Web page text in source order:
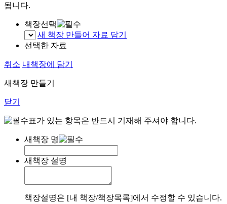
됩니다.
책장선택
새 책장 만들어 자료 담기
선택한 자료
취소 내책장에 담기
새책장 만들기
닫기
표가 있는 항목은 반드시 기재해 주셔야 합니다.
새책장 명
새책장 설명
책장설명은 [내 책장/책장목록]에서 수정할 수 있습니다.